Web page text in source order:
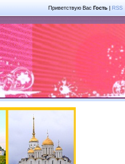
Приветствую Вас Гость | RSS